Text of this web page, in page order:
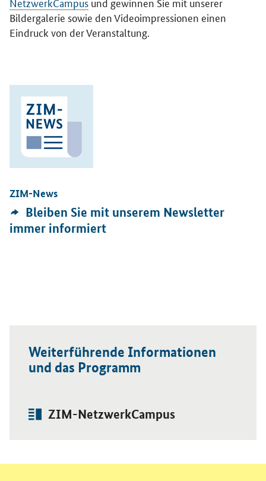
Bildergalerie sowie den Videoimpressionen einen
Eindruck von der Veranstaltung.
ZIM-News
Externer
Link:
Bleiben Sie mit unserem Newsletter
immer informiert
Weiterführende Informationen
und das Programm
Dossier:
ZIM-NetzwerkCampus
Öffnet Einzelsicht